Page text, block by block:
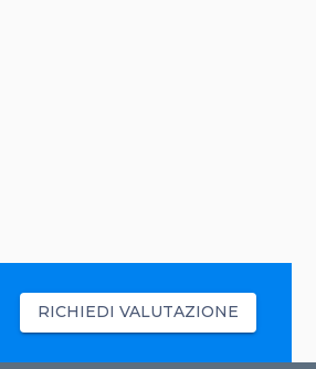
RICHIEDI VALUTAZIONE